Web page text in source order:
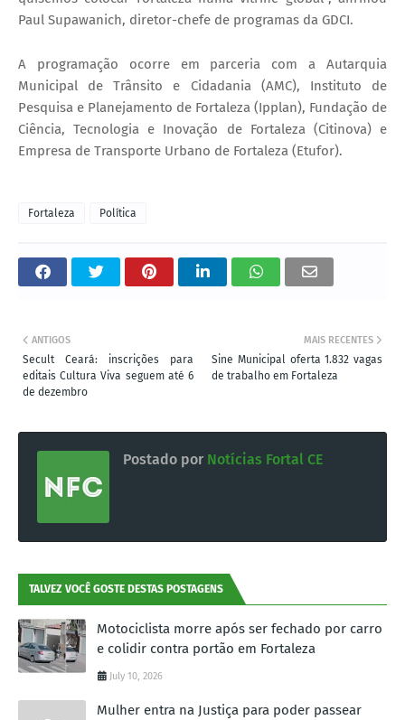
Paul Supawanich, diretor-chefe de programas da GDCI.
A programação ocorre em parceria com a Autarquia
Municipal de Trânsito e Cidadania (AMC), Instituto de
Pesquisa e Planejamento de Fortaleza (Ipplan), Fundação de
Ciência, Tecnologia e Inovação de Fortaleza (Citinova) e
Empresa de Transporte Urbano de Fortaleza (Etufor).
Fortaleza Política
MAIS RECENTES
Sine Municipal oferta 1.832 vagas
de trabalho em Fortaleza
ANTIGOS
Secult Ceará: inscrições para
editais Cultura Viva seguem até 6
de dezembro
Postado por Notícias Fortal CE
TALVEZ VOCÊ GOSTE DESTAS POSTAGENS
Motociclista morre após ser fechado por carro
e colidir contra portão em Fortaleza
July 10, 2026
Mulher entra na Justiça para poder passear